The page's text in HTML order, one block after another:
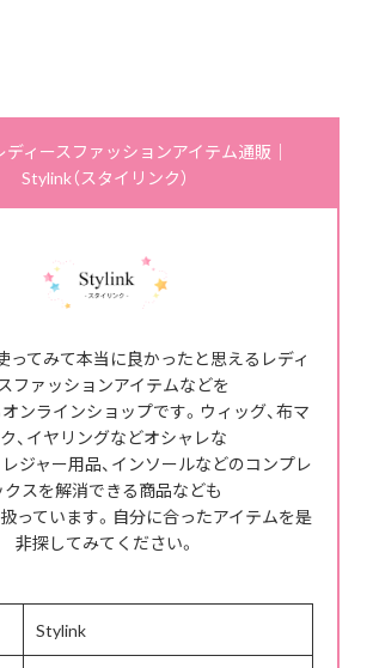
ディースファッションアイテム通販｜
Stylink（スタイリンク）
ってみて本当に良かったと思えるレディ
ファッションアイテムなどを
ンラインショップです。ウィッグ、布マ
、イヤリングなどオシャレな
レジャー用品、インソールなどのコンプレ
クスを解消できる商品なども
っています。自分に合ったアイテムを是
非探してみてください。
Stylink